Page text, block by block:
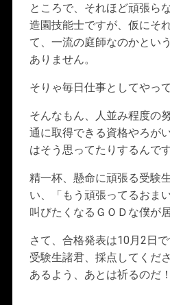
ところで、それほど頑張ら
造園技能士ですが、仮にそ
て、一流の庭師なのかとい
ありません。
そりゃ毎日仕事としてやっ
そんなもん、人並み程度の
通に取得できる資格やろが
はそう思ってたりするんで
精一杯、懸命に頑張る受験
い、「もう頑張ってるおま
叫びたくなるＧＯＤな僕が
さて、合格発表は10月2日で
受験生諸君、採点してくだ
あるよう、あとは祈るのだ！